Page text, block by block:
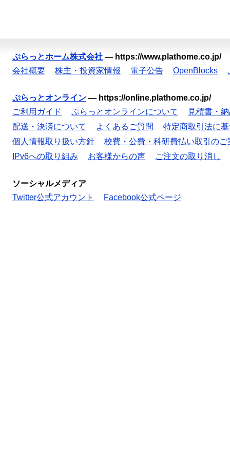
ぷらっとホーム株式会社 — https://www.plathome.co.jp/
会社概要
株主・投資家情報 電子公告 OpenBlocks
ぷらっとオンライン — https://online.plathome.co.jp/
ご利用ガイド
ぷらっとオンラインについて
見積書・
配送・決済について
よくあるご質問
特定商取引法に
個人情報取り扱い方針
校費・公費・科研費払い取引のご
IPv6への取り組み
お客様からの声 ご注文の取り消し
ソーシャルメディア
Twitter公式アカウント
Facebook公式ページ